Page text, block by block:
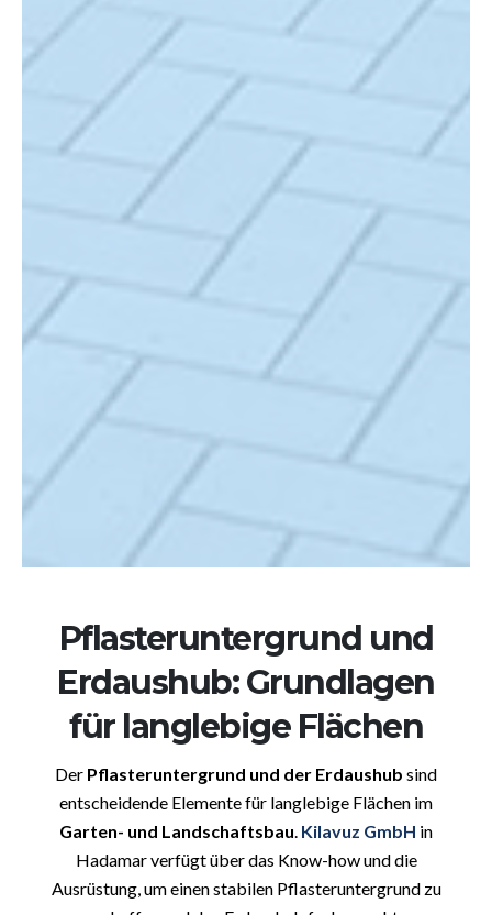
Pflasteruntergrund und
Erdaushub: Grundlagen
für langlebige Flächen
Der Pflasteruntergrund und der Erdaushub sind
entscheidende Elemente für langlebige Flächen im
Garten- und Landschaftsbau. Kilavuz GmbH in
Hadamar verfügt über das Know-how und die
Ausrüstung, um einen stabilen Pflasteruntergrund zu